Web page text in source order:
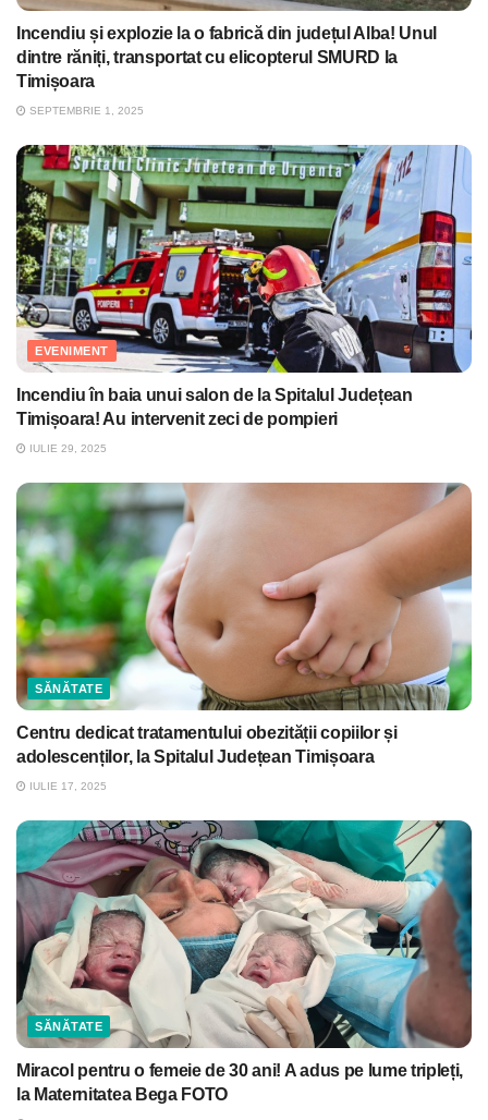
Incendiu și explozie la o fabrică din județul Alba! Unul
dintre răniți, transportat cu elicopterul SMURD la
Timișoara
SEPTEMBRIE 1, 2025
EVENIMENT
Incendiu în baia unui salon de la Spitalul Județean
Timișoara! Au intervenit zeci de pompieri
IULIE 29, 2025
SĂNĂTATE
Centru dedicat tratamentului obezității copiilor și
adolescenților, la Spitalul Județean Timișoara
IULIE 17, 2025
SĂNĂTATE
Miracol pentru o femeie de 30 ani! A adus pe lume tripleți,
la Maternitatea Bega FOTO